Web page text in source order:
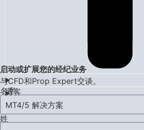
博客
MT4/5 解决方案
启动或扩展您的经纪业务
与CFD和Prop Expert交谈。
名字
姓